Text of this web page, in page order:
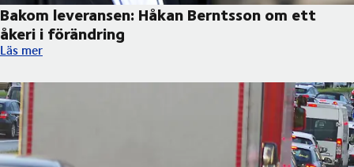
Bakom leveransen: Håkan Berntsson om ett
åkeri i förändring
Bakom leveransen: Håkan Berntsson om ett åkeri i förändring
Läs mer